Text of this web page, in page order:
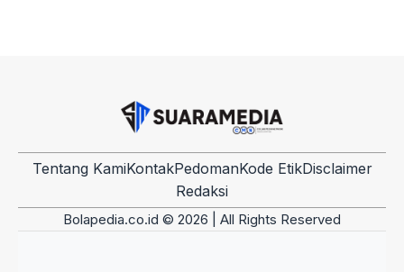
Tentang KamiKontakPedomanKode EtikDisclaimer
Redaksi
Bolapedia.co.id © 2026 | All Rights Reserved